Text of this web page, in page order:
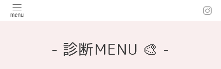
- 診断MENU 🎨 -